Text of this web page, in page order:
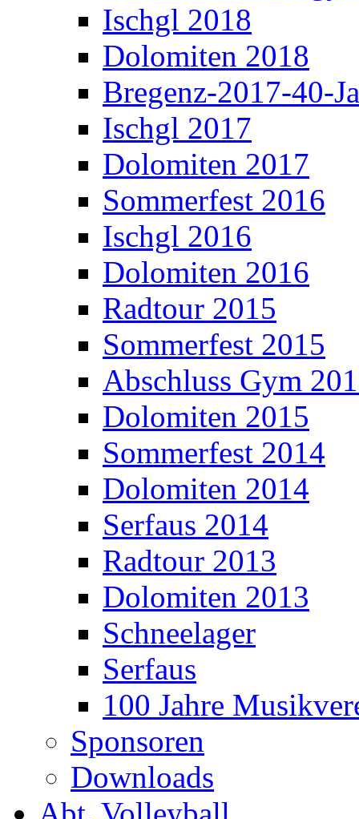
Ischgl 2018
Dolomiten 2018
Bregenz-2017-40-
Ischgl 2017
Dolomiten 2017
Sommerfest 2016
Ischgl 2016
Dolomiten 2016
Radtour 2015
Sommerfest 2015
Abschluss Gym
Dolomiten 2015
Sommerfest 2014
Dolomiten 2014
Serfaus 2014
Radtour 2013
Dolomiten 2013
Schneelager
Serfaus
100 Jahre
Sponsoren
Downloads